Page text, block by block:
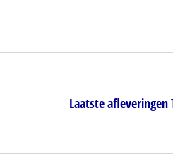
Laatste afleveringen